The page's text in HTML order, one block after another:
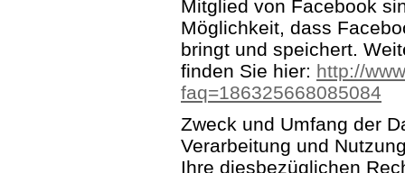
Mitglied von Facebook
Möglichkeit, dass
bringt und speichert.
finden Sie hier: http://
faq=186325668085084
Zweck und Umfang der
Verarbeitung und
Ihre diesbezüglichen